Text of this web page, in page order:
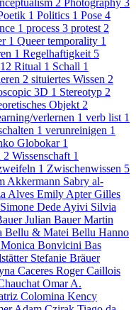
1 Politics 1 Pose 4
1 process 3 protest 2
1 Queer temporality 1
1 Regelhaftigkeit 5
12 Ritual 1 Schall 1
2 situiertes Wissen 2
3D 1 Stereotyp 2
Objekt 2
verlernen 1 verb list 1
1 verunreinigen 1
Globokar 1
2 Wissenschaft 1
1 Zwischenwissen 5
Akkermann Sabry al-
Alves Emily ApterGilles
Simone Dede Ayivi Silvia
Julian BauerMartin
Bellu & Matei Bellu Hanno
Monica Bonvicini Bas
Stefanie Bräuer
Caceres Roger Caillois
Omar A.
Colomina Kency